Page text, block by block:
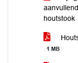
houtstook
1 MB